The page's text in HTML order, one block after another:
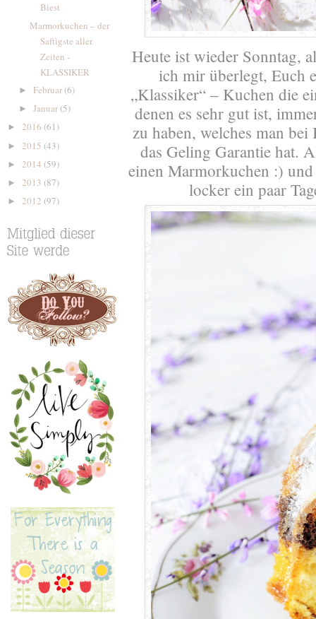
Biest
Marmorkuchen – der
Saftigste aller
Zeiten -
KLASSIKER
► Februar(6)
► Januar(5)
► 2016 (61)
► 2015 (43)
► 2014 (59)
► 2013 (87)
► 2012 (97)
Heute ist wieder Sonntag,
ich mir überlegt, Euch
„Klassiker“ – Kuchen die
denen es sehr gut ist,
zu haben, welches man
das Geling Garantie hat.
einen Marmorkuchen :)
locker ein paar